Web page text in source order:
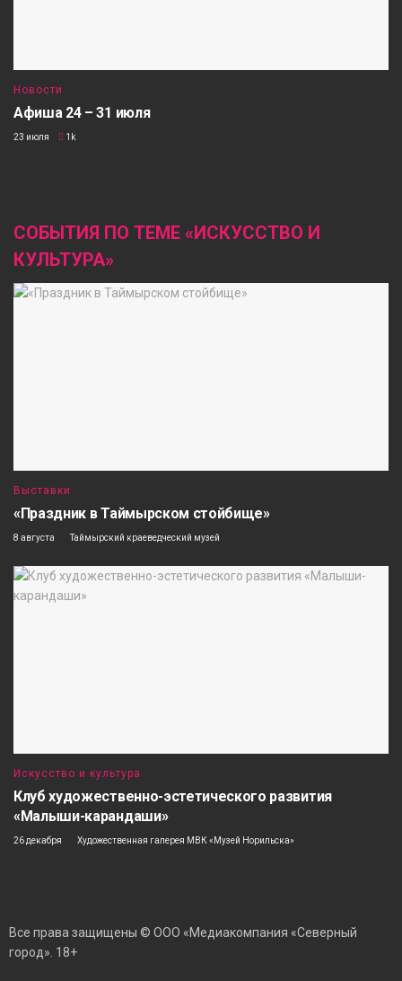
Новости
Афиша 24 – 31 июля
23 июля 1k
СОБЫТИЯ ПО ТЕМЕ «ИСКУССТВО И
КУЛЬТУРА»
Выставки
«Праздник в Таймырском стойбище»
8 августа Таймырский краеведческий музей
Искусство и культура
Клуб художественно-эстетического развития
«Малыши-карандаши»
26 декабря Художественная галерея МВК «Музей Норильска»
Все права защищены © ООО «Медиакомпания «Северный
город». 18+